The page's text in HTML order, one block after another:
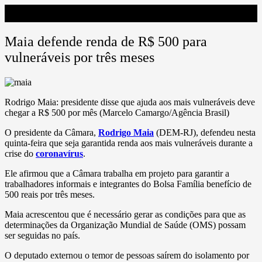
Maia defende renda de R$ 500 para
vulneráveis por três meses
Rodrigo Maia: presidente disse que ajuda aos mais vulneráveis deve
chegar a R$ 500 por mês (Marcelo Camargo/Agência Brasil)
O presidente da Câmara, Rodrigo Maia (DEM-RJ), defendeu nesta
quinta-feira que seja garantida renda aos mais vulneráveis durante a
crise do coronavírus.
Ele afirmou que a Câmara trabalha em projeto para garantir a
trabalhadores informais e integrantes do Bolsa Família benefício de
500 reais por três meses.
Maia acrescentou que é necessário gerar as condições para que as
determinações da Organização Mundial de Saúde (OMS) possam
ser seguidas no país.
O deputado externou o temor de pessoas saírem do isolamento por